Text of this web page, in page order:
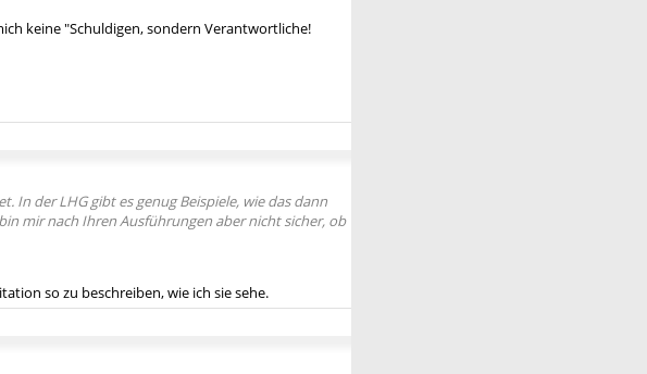
keine "Schuldigen, sondern Verantwortliche!
In der LHG gibt es genug Beispiele, wie das dann
mir nach Ihren Ausführungen aber nicht sicher, ob
so zu beschreiben, wie ich sie sehe.